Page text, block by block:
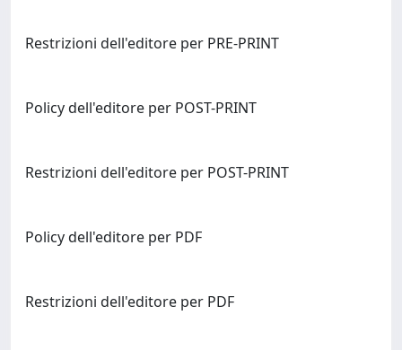
Restrizioni dell'editore per PRE-PRINT
Policy dell'editore per POST-PRINT
Restrizioni dell'editore per POST-PRINT
Policy dell'editore per PDF
Restrizioni dell'editore per PDF